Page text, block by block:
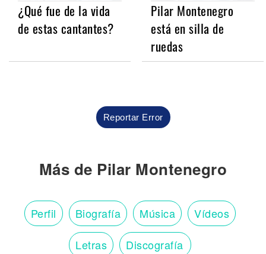
¿Qué fue de la vida
de estas cantantes?
Pilar Montenegro
está en silla de
ruedas
Reportar Error
Más de Pilar Montenegro
Perfil Biografía Música Vídeos
Letras Discografía